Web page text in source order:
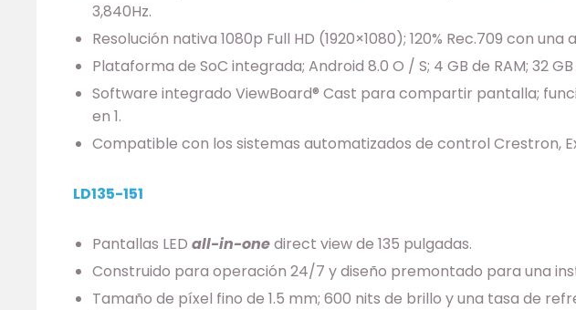
3,840Hz.
Resolución nativa 1080p Full HD (1920×1080); 120% Rec.709 con
Plataforma de SoC integrada; Android 8.0 O / S; 4 GB de RAM; 32
Software integrado ViewBoard® Cast para compartir pantalla;
en 1.
Compatible con los sistemas automatizados de control Crestron,
LD135-151
Pantallas LEDall-in-onedirect view de 135 pulgadas.
Construido para operación 24/7 y diseño premontado para una
Tamaño de píxel fino de 1.5 mm; 600 nits de brillo y una tasa de